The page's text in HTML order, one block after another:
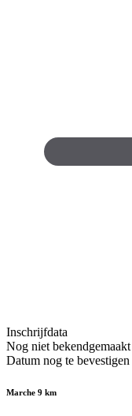
Inschrijfdata
Nog niet bekendgemaakt
Datum nog te bevestigen
Marche 9 km